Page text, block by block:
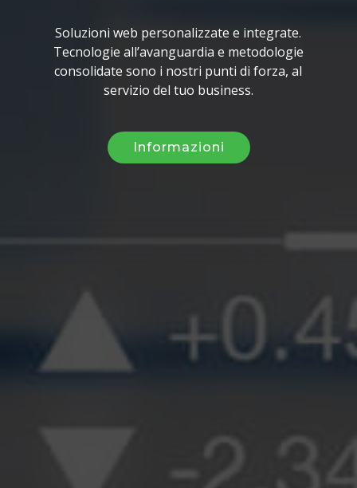
Soluzioni web personalizzate e integrate.
Tecnologie all’avanguardia e metodologie
consolidate sono i nostri punti di forza, al
servizio del tuo business.
Informazioni